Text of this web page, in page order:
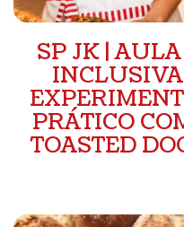
SP JK |
PRÁTICO
TOASTED